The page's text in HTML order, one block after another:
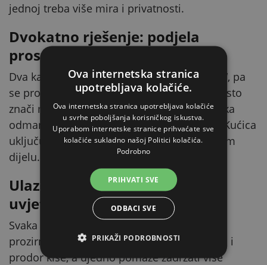
jednoj treba više mira i privatnosti.
Dvokatno rješenje: podjela
prostora bez ometanja
Dva kata nisu povezana kao prolazni „tunel“, pa
se prostor prirodno razdvaja. U praksi to često
znači mirniji suživot (primjerice, jedna mačka
odmara dolje, a druga odabere gornji kat). Kućica
uključuje i stepenicu za lakši pristup gornjem
dijelu.
Ulazi zaštićeni od vremenskih
uvjeta
Svaka od 2 vrata opremljena su uklonjivom
prozirnom zavjesom. Ona smanjuje propuh i
prodor kiše, a ujedno pomaže zadržati više
Ova internetska stranica
upotrebljava kolačiće.
Ova internetska stranica upotrebljava kolačiće
u svrhe poboljšanja korisničkog iskustva.
Uporabom internetske stranice prihvaćate sve
kolačiće sukladno našoj Politici kolačića.
Podrobno
PRIHVATI SVE
ODBACI SVE
PRIKAŽI PODROBNOSTI